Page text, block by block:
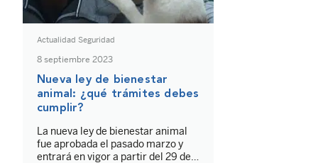
Actualidad Seguridad
8 septiembre 2023
Nueva ley de bienestar
animal: ¿qué trámites debes
cumplir?
La nueva ley de bienestar animal
fue aprobada el pasado marzo y
entrará en vigor a partir del 29 de